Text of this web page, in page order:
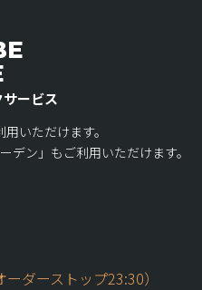
ービス
いただけます。
デン」もご利用いただけます。
ーダーストップ23:30）